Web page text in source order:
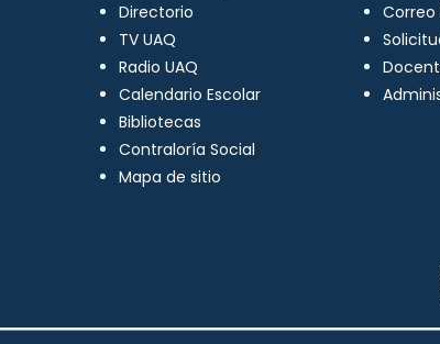
Directorio
TV UAQ
Radio UAQ
Calendario Escolar
Bibliotecas
Contraloría Social
Mapa de sitio
Correo